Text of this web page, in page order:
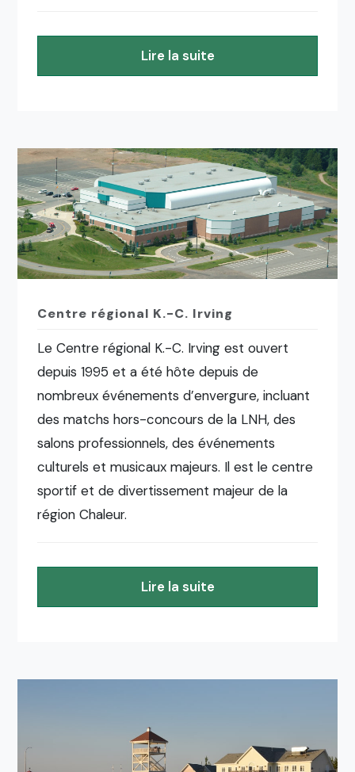
Lire la suite
Centre régional K.-C. Irving
Le Centre régional K.-C. Irving est ouvert
depuis 1995 et a été hôte depuis de
nombreux événements d’envergure, incluant
des matchs hors-concours de la LNH, des
salons professionnels, des événements
culturels et musicaux majeurs. Il est le centre
sportif et de divertissement majeur de la
région Chaleur.
Lire la suite